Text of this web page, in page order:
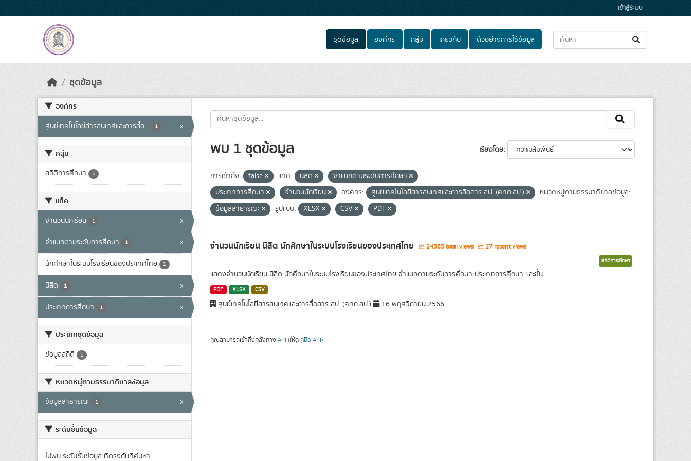
เข้าสู่ระบบ
ชุดข้อมูล องค์กร กลุ่ม เกี่ยวกับ ตัวอย่างการใช้ข้อมูล
ชุดข้อมูล
องค์กร
ศูนย์เทคโนโลยีสารสนเทศและการสื่อ... 1 x
กลุ่ม
สถิติการศึกษา 1
แท็ค
จำนวนนักเรียน 1 x
จำแนกตามระดับการศึกษา 1 x
นักศึกษาในระบบโรงเรียนของประเทศไทย 1
นิสิต 1 x
ประเภทการศึกษา 1 x
ประเภทชุดข้อมูล
ข้อมูลสถิติ 1
หมวดหมู่ตามธรรมาภิบาลข้อมูล
ข้อมูลสาธารณะ 1 x
ระดับชั้นข้อมูล
ไม่พบ ระดับชั้นข้อมูล ที่ตรงกับที่ค้นหา
เรียงโดย
พบ 1 ชุดข้อมูล
การเข้าถึง: false แท็ค: นิสิต
จำแนกตามระดับการศึกษา
ประเภทการศึกษา
จำนวนนักเรียน องค์กร: ศูนย์เทคโนโลยีสารสนเทศและการสื่อสาร สป. (ศทก.สป.)
หมวดหมู่ตามธรรมาภิบาลข้อมูล:
ข้อมูลสาธารณะ
รูปแบบ: XLSX CSV PDF
จำนวนนักเรียน นิสิต นักศึกษาในระบบโรงเรียนของประเทศไทย 24385 total views 17 recent views
สถิติการศึกษา
แสดงจำนวนนักเรียน นิสิต นักศึกษาในระบบโรงเรียนของประเทศไทย จำแนกตามระดับการศึกษา ประเภทการศึกษา และชั้น
PDF XLSX CSV
ศูนย์เทคโนโลยีสารสนเทศและการสื่อสาร สป. (ศทก.สป.) 16 พฤศจิกายน 2566
คุณสามารถเข้าถึงคลังทาง API (ให้ดู คู่มือ API).